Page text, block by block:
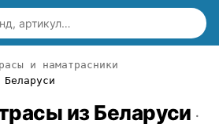
и наматрасники
из Беларуси ·